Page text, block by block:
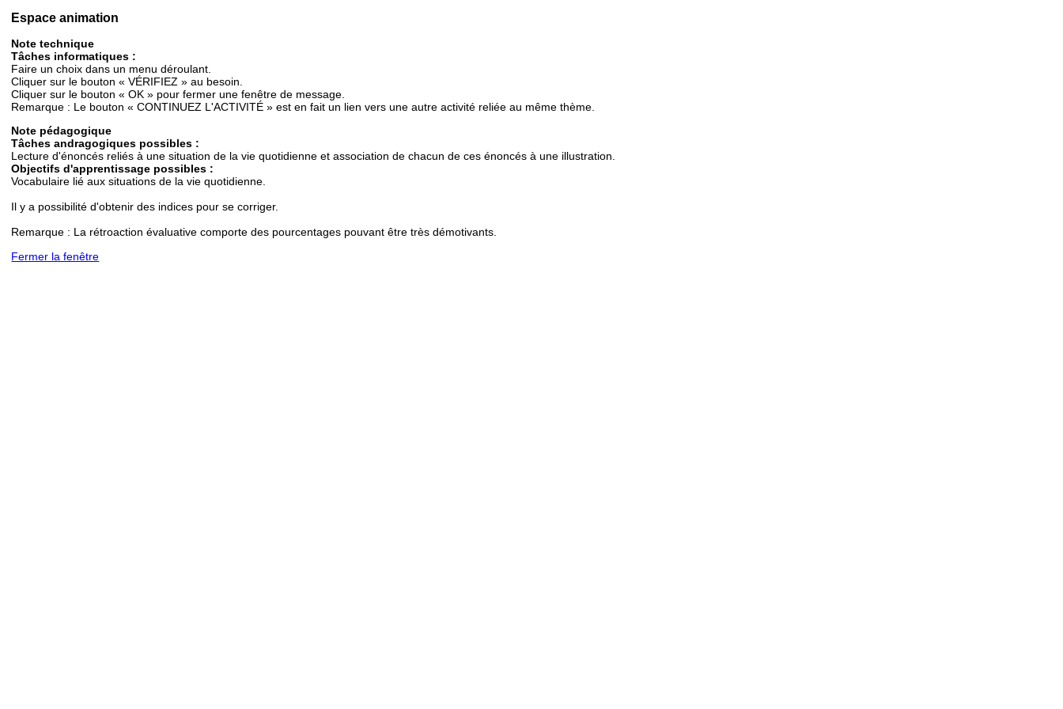
Espace animation
Note technique
Tâches informatiques :
Faire un choix dans un menu déroulant.
Cliquer sur le bouton « VÉRIFIEZ » au besoin.
Cliquer sur le bouton « OK » pour fermer une fenêtre de message.
Remarque : Le bouton « CONTINUEZ L'ACTIVITÉ » est en fait un lien vers une autre activité reliée au même thème.
Note pédagogique
Tâches andragogiques possibles :
Lecture d'énoncés reliés à une situation de la vie quotidienne et association de chacun de ces énoncés à une illustration.
Objectifs d'apprentissage possibles :
Vocabulaire lié aux situations de la vie quotidienne.
Il y a possibilité d'obtenir des indices pour se corriger.
Remarque : La rétroaction évaluative comporte des pourcentages pouvant être très démotivants.
Fermer la fenêtre